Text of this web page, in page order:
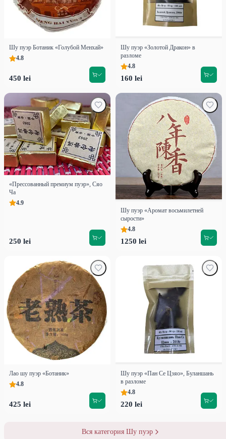
Шу пуэр Ботаник «Голубой Менхай»
4.8
450 lei
Шу пуэр «Золотой Дракон» в
разломе
4.8
160 lei
«Прессованный премиум пуэр», Сяо
Ча
4.9
250 lei
Шу пуэр «Аромат восьмилетней
сырости»
4.8
1250 lei
Лао шу пуэр «Ботаник»
4.8
425 lei
Шу пуэр «Пан Се Цзяо», Буланшань
в разломе
4.8
220 lei
Вся категория Шу пуэр